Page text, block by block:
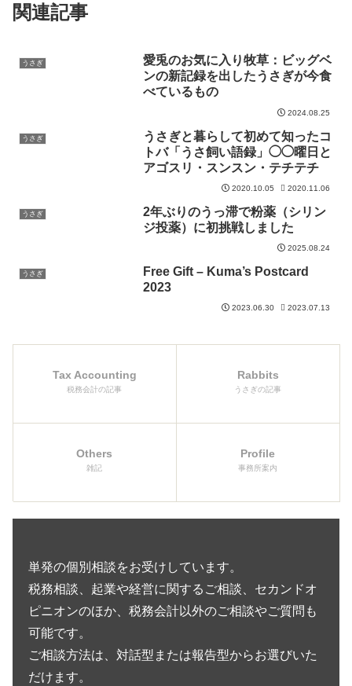
関連記事
うさぎ
愛兎のお気に入り牧草：ビッグベ
ンの新記録を出したうさぎが今食
べているもの
2024.08.25
うさぎ
うさぎと暮らして初めて知ったコ
トバ「うさ飼い語録」◯◯曜日と
アゴスリ・スンスン・テチテチ
2020.10.05 2020.11.06
うさぎ
2年ぶりのうっ滞で粉薬（シリン
ジ投薬）に初挑戦しました
2025.08.24
うさぎ
Free Gift – Kuma’s Postcard
2023
2023.06.30 2023.07.13
Tax Accounting
税務会計の記事
Rabbits
うさぎの記事
Others
雑記
Profile
事務所案内
単発の個別相談をお受けしています。
税務相談、起業や経営に関するご相談、セカンドオ
ピニオンのほか、税務会計以外のご相談やご質問も
可能です。
ご相談方法は、対話型または報告型からお選びいた
だけます。